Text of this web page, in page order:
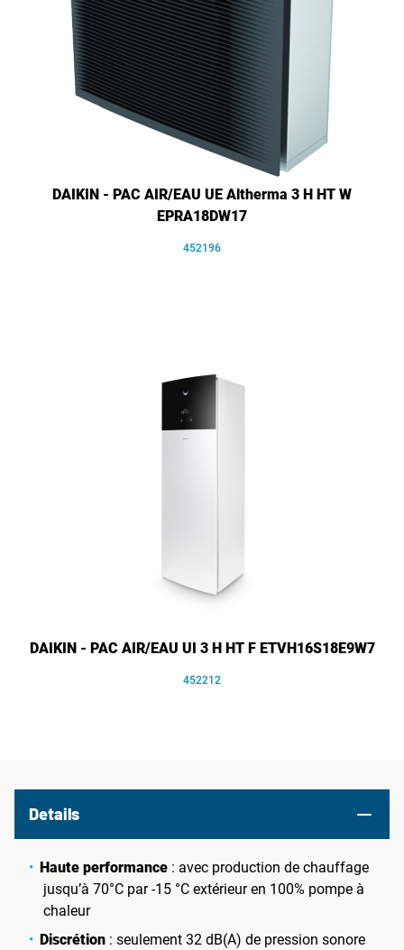
DAIKIN - PAC AIR/EAU UE Altherma 3 H HT W
EPRA18DW17
452196
DAIKIN - PAC AIR/EAU UI 3 H HT F ETVH16S18E9W7
452212
Details
Haute performance : avec production de chauffage
jusqu’à 70°C par -15 °C extérieur en 100% pompe à
chaleur
Discrétion : seulement 32 dB(A) de pression sonore